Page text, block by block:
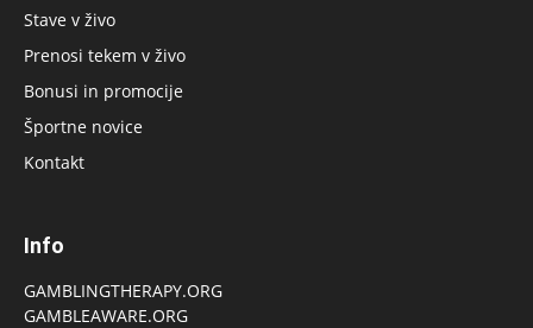
Stave v živo
Prenosi tekem v živo
Bonusi in promocije
Športne novice
Kontakt
Info
GAMBLINGTHERAPY.ORG
GAMBLEAWARE.ORG